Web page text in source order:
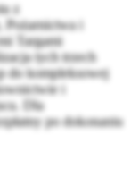
z
Pożarnictwa i
Targami
tych trzech
do kompleksowej
i
Dla
po dokonaniu